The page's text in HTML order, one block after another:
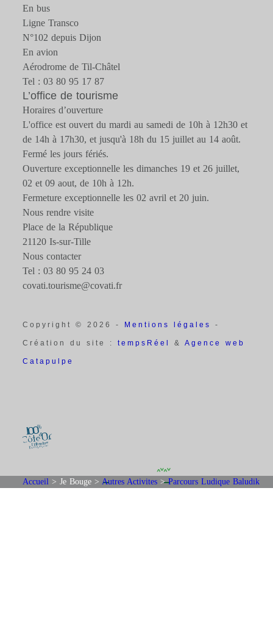
Accueil >Je Bouge >Autres Activites >Parcours Ludique Baludik
En bus
Ligne Transco
N°102 depuis Dijon
En avion
Aérodrome de Til-Châtel
Tel : 03 80 95 17 87
L’office de tourisme
Horaires d’ouverture
L'office est ouvert du mardi au samedi de 10h à 12h30 et
de 14h à 17h30, et jusqu'à 18h du 15 juillet au 14 août.
Fermé les jours fériés.
Ouverture exceptionnelle les dimanches 19 et 26 juillet,
02 et 09 aout, de 10h à 12h.
Fermeture exceptionnelle les 02 avril et 20 juin.
Nous rendre visite
Place de la République
21120 Is-sur-Tille
Nous contacter
Tel : 03 80 95 24 03
covati.tourisme@covati.fr
Copyright © 2026 - Mentions légales -
Création du site :tempsRéel&Agence web
Catapulpe